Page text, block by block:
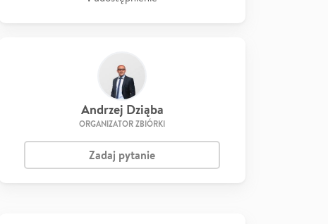
Andrzej Dziąba
ORGANIZATOR ZBIÓRKI
Zadaj pytanie